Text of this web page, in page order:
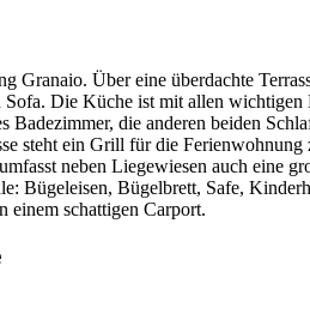
Granaio. Über eine überdachte
Die Küche ist mit allen
die anderen beiden
steht ein Grill für die
neben Liegewiesen auch eine
Bügeleisen, Bügelbrett, Safe,
einem schattigen Carport.